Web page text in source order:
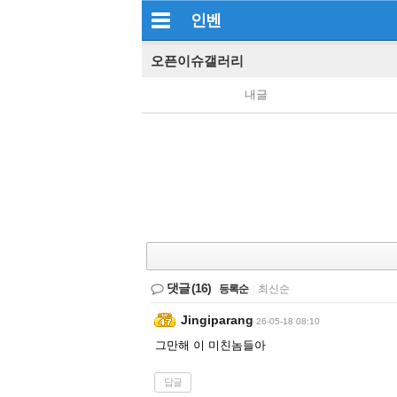
인벤
오픈이슈갤러리
내글
댓글(16) 등록순 최신순
Jingiparang 26-05-18 08:10
그만해 이 미친놈들아
답글